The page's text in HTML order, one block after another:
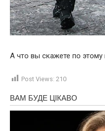
А что вы скажете по этому
Post Views: 210